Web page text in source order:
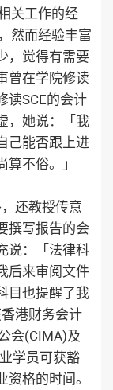
关工作的经
然而经验丰富
，觉得有需要
曾在学院修读
读SCE的会计
，她说：「我
己能否跟上进
不俗。」
还教授传意
撰写报告的会
说：「法律科
后来审阅文件
目也提醒了我
港财务会计
会(CIMA)及
学员可获豁
格的时间。